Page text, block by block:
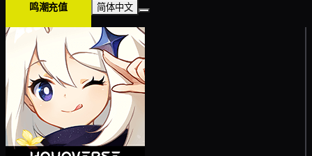
鸣潮充值 简体中文